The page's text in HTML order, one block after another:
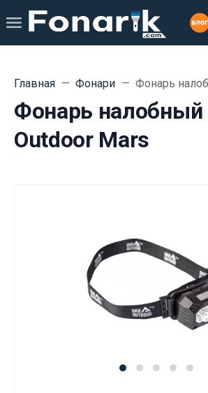
Главная Фонари Фонарь
Фонарь
Outdoor Mars